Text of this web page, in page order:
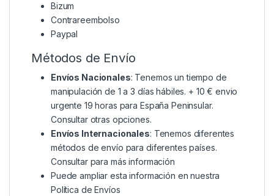
Bizum
Contrareembolso
Paypal
Métodos de Envío
Envíos Nacionales: Tenemos un tiempo de
manipulación de 1 a 3 días hábiles. + 10 € envio
urgente 19 horas para España Peninsular.
Consultar otras opciones.
Envíos Internacionales: Tenemos diferentes
métodos de envío para diferentes países.
Consultar para más información
Puede ampliar esta información en nuestra
Política de Envíos